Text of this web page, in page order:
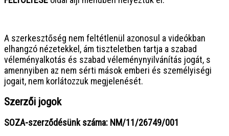
A szerkesztőség nem feltétlenül azonosul a videókban
elhangzó nézetekkel, ám tiszteletben tartja a szabad
véleményalkotás és szabad véleménynyilvánítás jogát, s
amennyiben az nem sérti mások emberi és személyiségi
jogait, nem korlátozzuk megjelenését.
Szerzői jogok
SOZA-szerződésünk száma: NM/11/26749/001